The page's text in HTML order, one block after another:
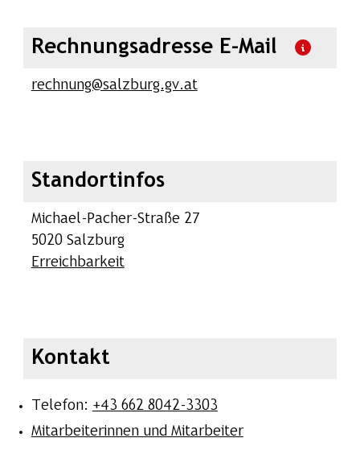
Rechnungsadresse E-Mail
rechnung@salzburg.gv.at
Standortinfos
Michael-Pacher-Straße 27
5020 Salzburg
Erreichbarkeit
Kontakt
Telefon: +43 662 8042-3303
Mitarbeiterinnen und Mitarbeiter